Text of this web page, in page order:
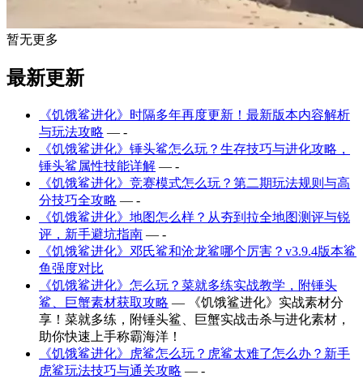
暂无更多
最新更新
《饥饿鲨进化》时隔多年再度更新！最新版本内容解析
与玩法攻略 — -
《饥饿鲨进化》锤头鲨怎么玩？生存技巧与进化攻略，
锤头鲨属性技能详解 — -
《饥饿鲨进化》竞赛模式怎么玩？第二期玩法规则与高
分技巧全攻略 — -
《饥饿鲨进化》地图怎么样？从夯到拉全地图测评与锐
评，新手避坑指南 — -
《饥饿鲨进化》邓氏鲨和沧龙鲨哪个厉害？v3.9.4版本鲨
鱼强度对比
《饥饿鲨进化》怎么玩？菜就多练实战教学，附锤头
鲨、巨蟹素材获取攻略 — 《饥饿鲨进化》实战素材分
享！菜就多练，附锤头鲨、巨蟹实战击杀与进化素材，
助你快速上手称霸海洋！
《饥饿鲨进化》虎鲨怎么玩？虎鲨太难了怎么办？新手
虎鲨玩法技巧与通关攻略 — -